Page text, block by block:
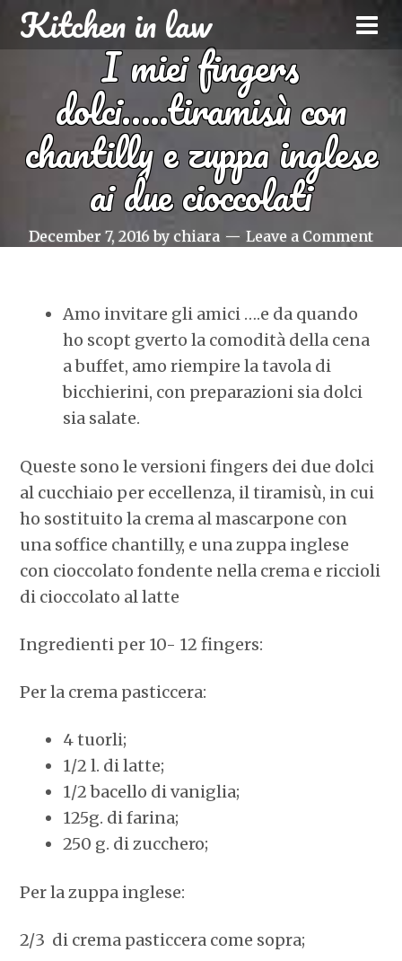
Kitchen in law
I miei fingers
dolci…..tiramisù con
chantilly e zuppa inglese
ai due cioccolati
December 7, 2016 by chiara Leave a Comment
Amo invitare gli amici ….e da quando
ho scopt gverto la comodità della cena
a buffet, amo riempire la tavola di
bicchierini, con preparazioni sia dolci
sia salate.
Queste sono le versioni fingers dei due dolci
al cucchiaio per eccellenza, il tiramisù, in cui
ho sostituito la crema al mascarpone con
una soffice chantilly, e una zuppa inglese
con cioccolato fondente nella crema e riccioli
di cioccolato al latte
Ingredienti per 10- 12 fingers:
Per la crema pasticcera:
4 tuorli;
1/2 l. di latte;
1/2 bacello di vaniglia;
125g. di farina;
250 g. di zucchero;
Per la zuppa inglese:
2/3 di crema pasticcera come sopra;